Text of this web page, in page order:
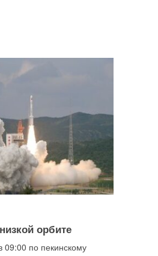
орбите
09:00 по пекинскому